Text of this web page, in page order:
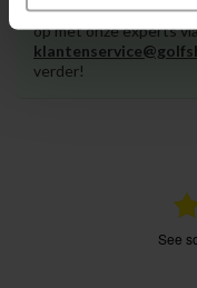
Of heeft u hulp nodig
op met onze experts
verder!
see